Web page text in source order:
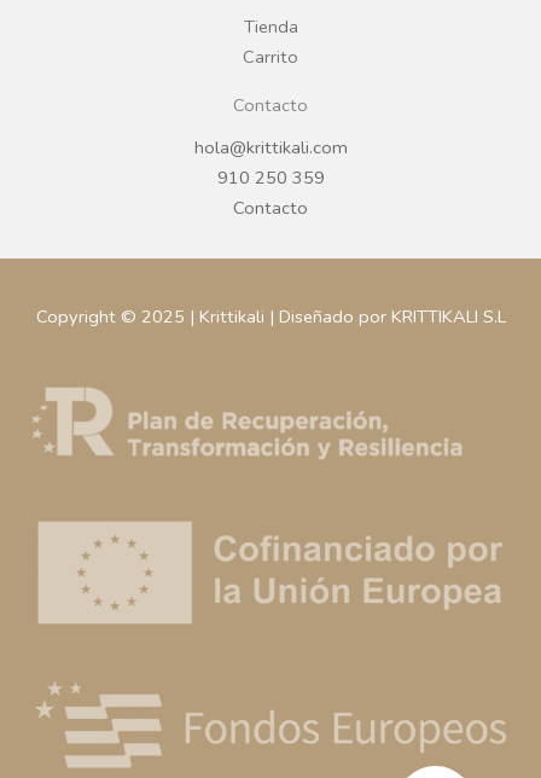
Tienda
Carrito
Contacto
hola@krittikali.com
910 250 359
Contacto
Copyright © 2025 | Krittikali | Diseñado por KRITTIKALI S.L